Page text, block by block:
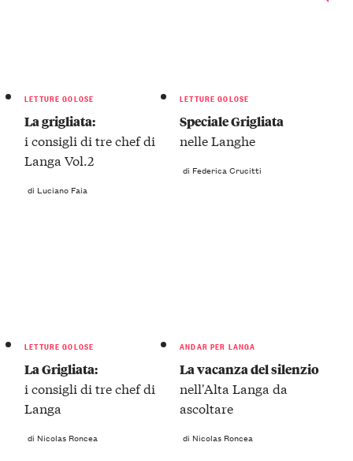
LETTURE GOLOSE
La grigliata:
i consigli di tre chef di
Langa Vol.2
di Luciano Faia
LETTURE GOLOSE
Speciale Grigliata
nelle Langhe
di Federica Crucitti
LETTURE GOLOSE
La Grigliata:
i consigli di tre chef di
Langa
di Nicolas Roncea
ANDAR PER LANGA
La vacanza del silenzio
nell'Alta Langa da
ascoltare
di Nicolas Roncea